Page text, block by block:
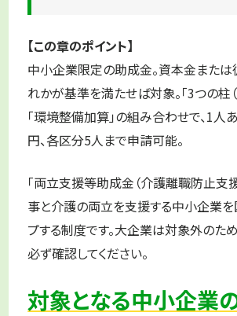
【この章のポイント】
中小企業限定の助成金。資本金また
れかが基準を満たせば対象。「3つの柱
「環境整備加算」の組み合わせで、1人
円、各区分5人まで申請可能。
「両立支援等助成金（介護離職防止支援
事と介護の両立を支援する中小企業を
プする制度です。大企業は対象外のた
必ず確認してください。
対象となる中小企業